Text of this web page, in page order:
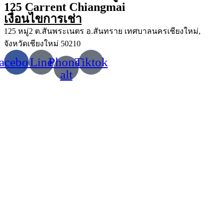
125 Carrent Chiangmai
เงื่อนไขการเช่า
125 หมู่2 ต.สันพระเนตร อ.สันทราย เทศบาลนครเชียงใหม่,
จังหวัดเชียงใหม่ 50210
LinePhone-
alt
Tiktok